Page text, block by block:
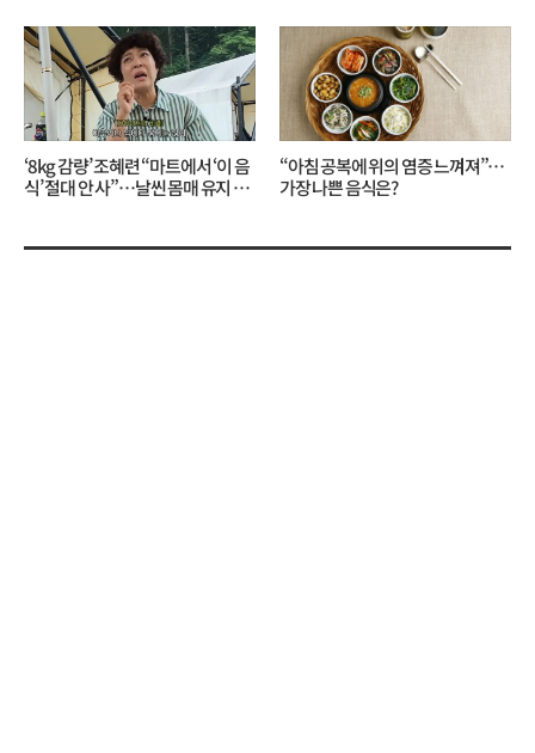
‘8kg 감량’ 조혜련 “마트에서 ‘이 음
식’ 절대 안 사”…날씬 몸매 유지 비
“아침 공복에 위의 염증 느껴져”…
가장 나쁜 음식은?